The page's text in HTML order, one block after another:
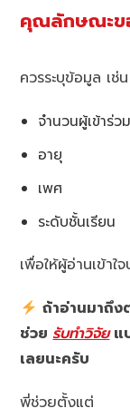
คุณลักษณะข
ควรระบุข้อมูล เช่น
จำนวนผู้เข้าร่วม
อายุ
เพศ
ระดับชั้นเรียน
เพื่อให้ผู้อ่านเข้า
ถ้าอ่านมาถึ
ช่วยรับทำวิจัยแ
เลยนะครับ
พี่ช่วยตั้งแต่